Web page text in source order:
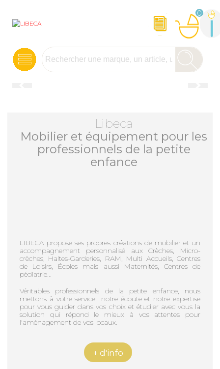
0
Libeca
Mobilier et équipement pour les
professionnels de la petite
enfance
LIBECA propose ses propres créations de mobilier et un
accompagnement personnalisé aux Crèches, Micro-
crèches, Haltes-Garderies, RAM, Multi Accueils, Centres
de Loisirs, Écoles mais aussi Maternités, Centres de
pédiatrie...
Véritables professionnels de la petite enfance, nous
mettons à votre service notre écoute et notre expertise
pour vous guider dans vos choix et étudier avec vous la
solution qui répond le mieux à vos attentes pour
l'aménagement de vos locaux.
+ d'info